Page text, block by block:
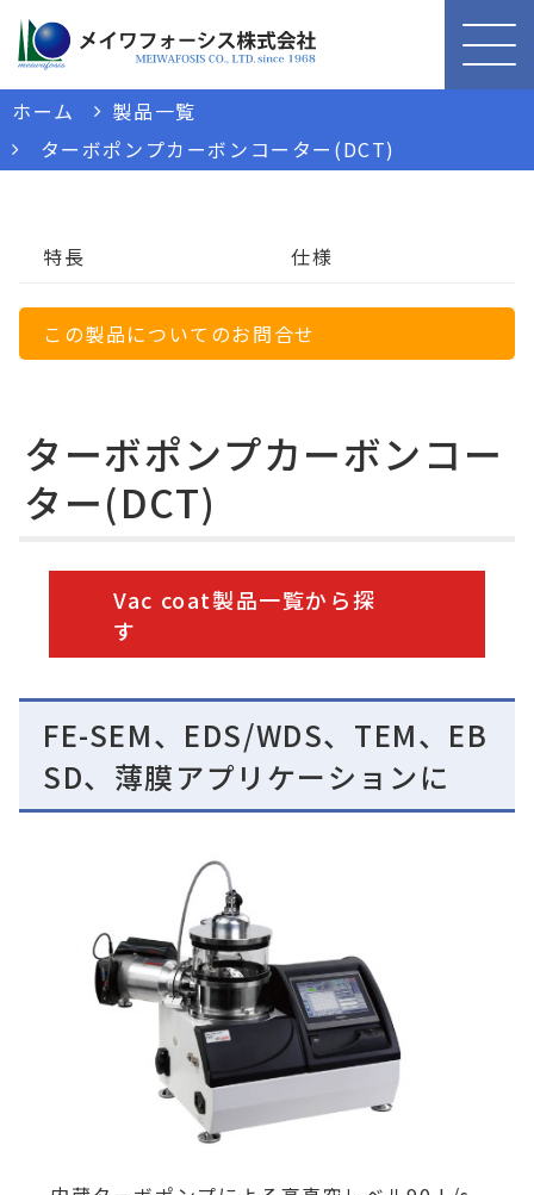
ホーム
製品一覧
ターボポンプカーボンコーター(DCT)
特長 仕様
この製品についてのお問合せ
ターボポンプカーボンコー
ター(DCT)
Vac coat製品一覧から探
す
FE-SEM、EDS/WDS、TEM、EB
SD、薄膜アプリケーションに